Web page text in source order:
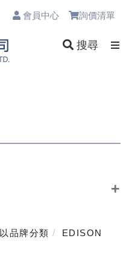
會員中心 詢價清單
搜尋
以品牌分類 EDISON